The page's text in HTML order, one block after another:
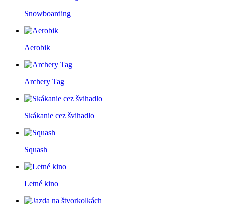
Snowboarding
Aerobik
Archery Tag
Skákanie cez švihadlo
Squash
Letné kino